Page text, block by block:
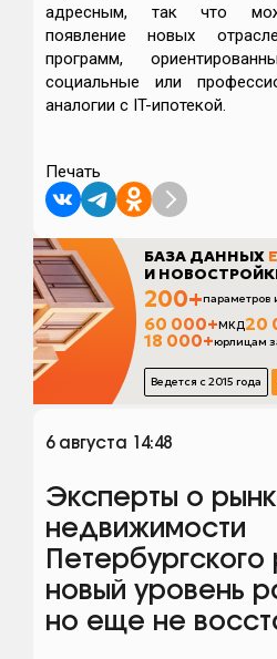
адресным, так что
появление новых
программ,
социальные или
аналогии с IT-ипотекой.
Печать
6 августа 14:48
Эксперты о
недвижимости
Петербургского
новый уровень
но еще не